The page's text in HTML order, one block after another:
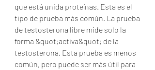
que está unida proteínas. Esta es el
tipo de prueba más común. La prueba
de testosterona libre mide solo la
forma &quot;activa&quot; de la
testosterona. Esta prueba es menos
común, pero puede ser más útil para